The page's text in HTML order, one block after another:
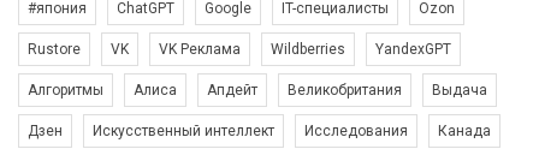
#япония ChatGPT Google IT-специалисты Ozon
Rustore VK VK Реклама Wildberries YandexGPT
Алгоритмы Алиса Апдейт Великобритания Выдача
Дзен Искусственный интеллект Исследования Канада